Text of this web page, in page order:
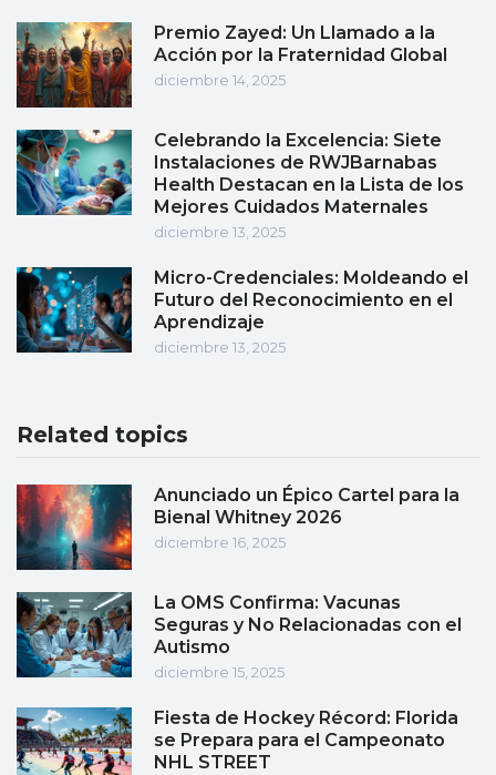
Premio Zayed: Un Llamado a la
Acción por la Fraternidad Global
diciembre 14, 2025
Celebrando la Excelencia: Siete
Instalaciones de RWJBarnabas
Health Destacan en la Lista de los
Mejores Cuidados Maternales
diciembre 13, 2025
Micro-Credenciales: Moldeando el
Futuro del Reconocimiento en el
Aprendizaje
diciembre 13, 2025
Related topics
Anunciado un Épico Cartel para la
Bienal Whitney 2026
diciembre 16, 2025
La OMS Confirma: Vacunas
Seguras y No Relacionadas con el
Autismo
diciembre 15, 2025
Fiesta de Hockey Récord: Florida
se Prepara para el Campeonato
NHL STREET